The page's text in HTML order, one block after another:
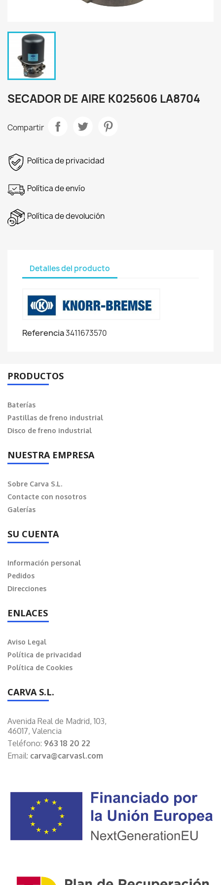
SECADOR DE AIRE K025606 LA8704
Compartir
Política de privacidad
Política de envío
Política de devolución
Detalles del producto
Referencia3411673570
PRODUCTOS
Baterías
Pastillas de freno industrial
Disco de freno industrial
NUESTRA EMPRESA
Sobre Carva S.L.
Contacte con nosotros
Galerías
SU CUENTA
Información personal
Pedidos
Direcciones
ENLACES
Aviso Legal
Política de privacidad
Política de Cookies
CARVA S.L.
Avenida Real de Madrid, 103,
46017, Valencia
Teléfono: 963 18 20 22
Email: carva@carvasl.com